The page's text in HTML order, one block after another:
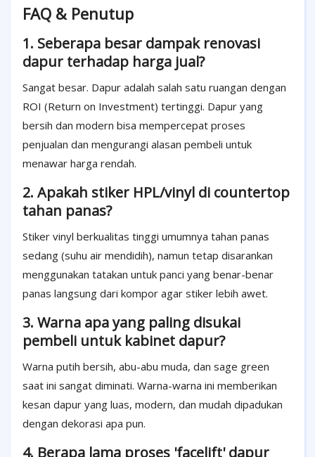
FAQ & Penutup
1. Seberapa besar dampak renovasi
dapur terhadap harga jual?
Sangat besar. Dapur adalah salah satu ruangan dengan
ROI (Return on Investment) tertinggi. Dapur yang
bersih dan modern bisa mempercepat proses
penjualan dan mengurangi alasan pembeli untuk
menawar harga rendah.
2. Apakah stiker HPL/vinyl di countertop
tahan panas?
Stiker vinyl berkualitas tinggi umumnya tahan panas
sedang (suhu air mendidih), namun tetap disarankan
menggunakan tatakan untuk panci yang benar-benar
panas langsung dari kompor agar stiker lebih awet.
3. Warna apa yang paling disukai
pembeli untuk kabinet dapur?
Warna putih bersih, abu-abu muda, dan sage green
saat ini sangat diminati. Warna-warna ini memberikan
kesan dapur yang luas, modern, dan mudah dipadukan
dengan dekorasi apa pun.
4. Berapa lama proses 'facelift' dapur